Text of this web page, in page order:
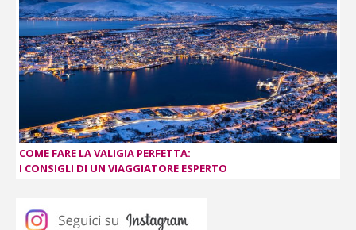
COME FARE LA VALIGIA PERFETTA:
I CONSIGLI DI UN VIAGGIATORE ESPERTO